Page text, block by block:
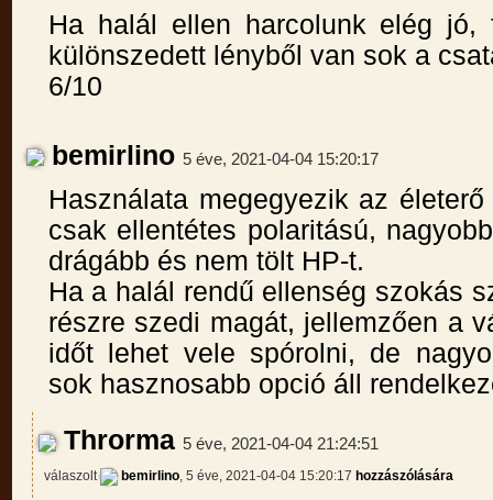
Ha halál ellen harcolunk elég jó,
különszedett lényből van sok a
6/10
bemirlino 5 éve, 2021-04-04 15:20:17
Használata megegyezik az
csak ellentétes polaritású,
drágább és nem tölt HP-t.
Ha a halál rendű ellenség szokás
részre szedi magát, jellemzően a
időt lehet vele spórolni, de
sok hasznosabb opció áll
Throrma 5 éve, 2021-04-04 21:24:51
válaszolt bemirlino, 5 éve, 2021-04-04 15:20:17 hozzászólására